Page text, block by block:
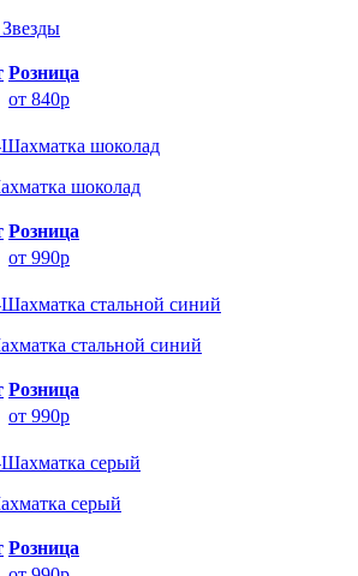
Розница
от 840р
шоколад
Розница
от 990р
стальной синий
Розница
от 990р
серый
Розница